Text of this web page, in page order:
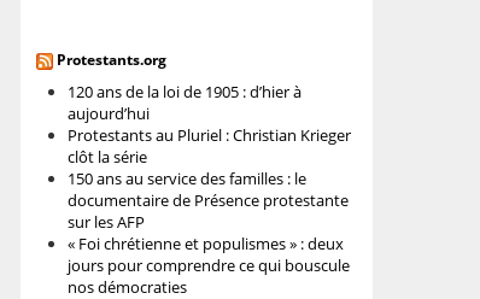
Protestants.org
120 ans de la loi de 1905 : d’hier à
aujourd’hui
Protestants au Pluriel : Christian Krieger
clôt la série
150 ans au service des familles : le
documentaire de Présence protestante
sur les AFP
« Foi chrétienne et populismes » : deux
jours pour comprendre ce qui bouscule
nos démocraties